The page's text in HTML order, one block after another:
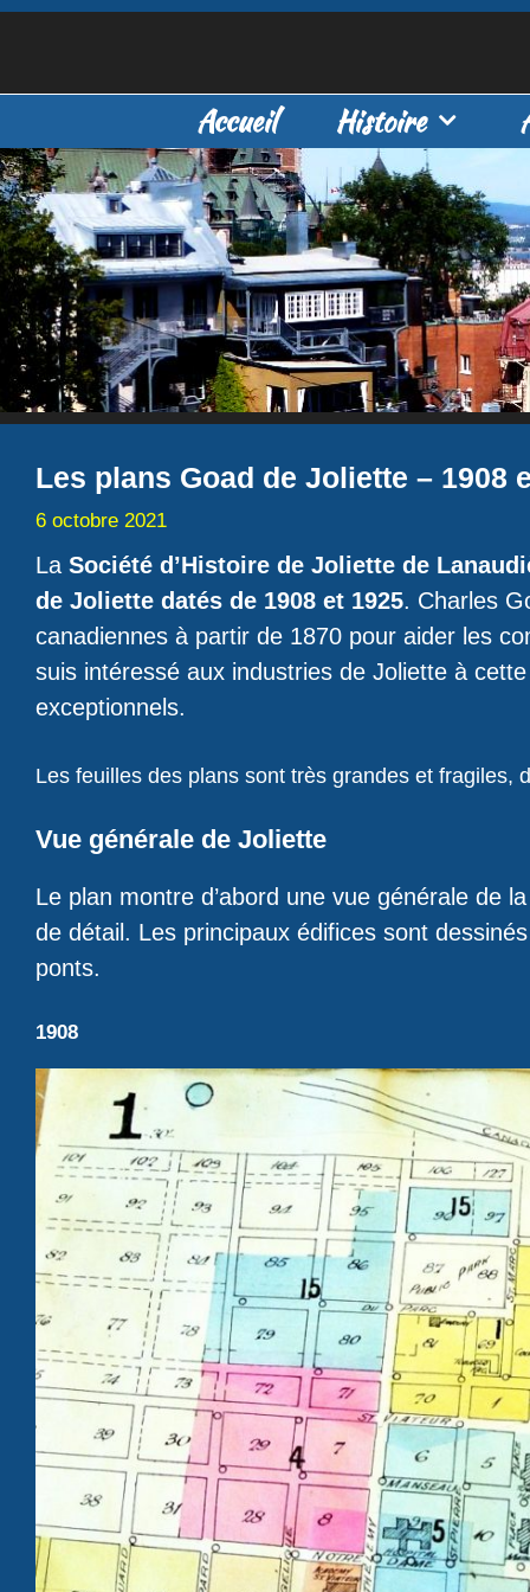
Aller
contenu
Accueil Histoire
Les plans Goad de Joliette – 1908
6 octobre 2021
La Société d’Histoire de Joliette de
de Joliette datés de 1908 et 1925. Charles
canadiennes à partir de 1870 pour aider les
suis intéressé aux industries de Joliette à
exceptionnels.
Les feuilles des plans sont très grandes et fragiles,
Vue générale de Joliette
Le plan montre d’abord une vue générale de
de détail. Les principaux édifices sont
ponts.
1908